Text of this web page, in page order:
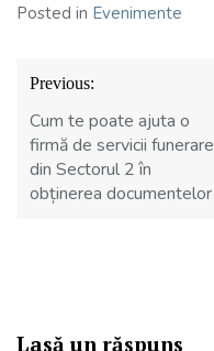
Posted in Evenimente
Navigare
în
articole
Previous:
Cum te poate ajuta o
firmă de servicii funerare
din Sectorul 2 în
obținerea documentelor
Lasă un răspuns